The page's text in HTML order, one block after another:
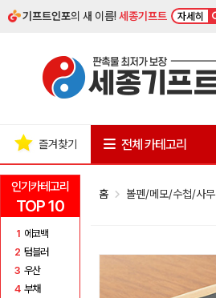
기프트인포의 새 이름!세종기프트 자세히
인기카테고리
TOP 10
1 에코백
2 텀블러
3 우산
4 부채
즐겨찾기 전체 카테고리
홈 볼펜/메모/수첩/사무